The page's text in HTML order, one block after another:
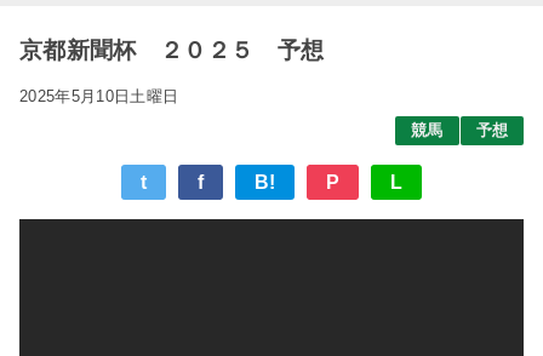
京都新聞杯 ２０２５ 予想
2025年5月10日土曜日
競馬
予想
t f B! P L